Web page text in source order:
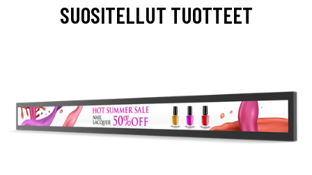
SUOSITELLUT TUOTTEET